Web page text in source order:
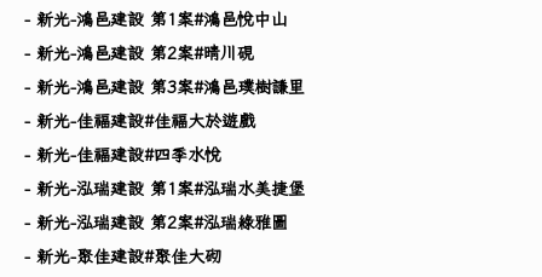
- 新光-鴻邑建設 第1案#鴻邑悅中山
- 新光-鴻邑建設 第2案#晴川硯
- 新光-鴻邑建設 第3案#鴻邑璞樹謙里
- 新光-佳福建設#佳福大於遊戲
- 新光-佳福建設#四季水悅
- 新光-泓瑞建設 第1案#泓瑞水美捷堡
- 新光-泓瑞建設 第2案#泓瑞綠雅圖
- 新光-聚佳建設#聚佳大砌